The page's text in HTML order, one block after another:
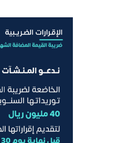
اقتراحات
الجمارك